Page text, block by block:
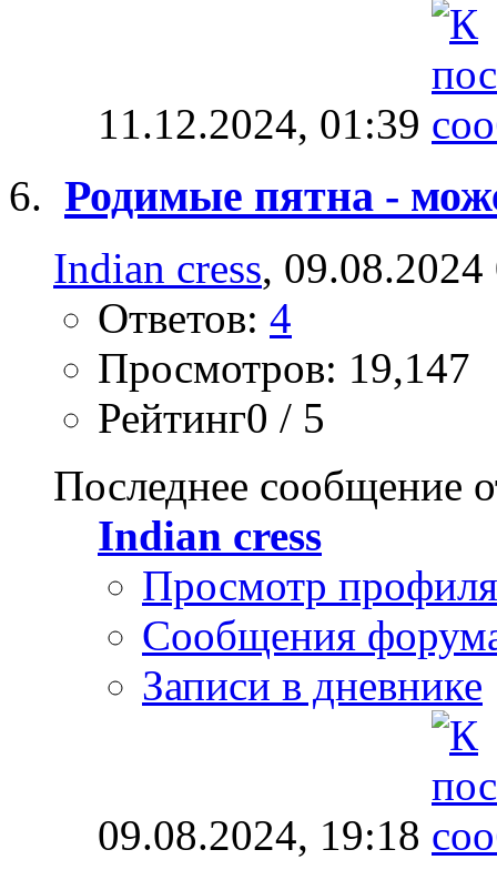
11.12.2024, 01:39
Родимые пятна -
Indian cress, 09.08.2024
Ответов: 4
Просмотров: 19,147
Рейтинг0 / 5
Последнее сообщение
Indian cress
Просмотр профиля
Сообщения
Записи в дневнике
09.08.2024, 19:18